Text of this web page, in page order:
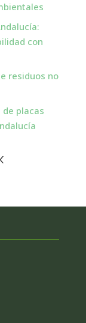
con
residuos no
placas